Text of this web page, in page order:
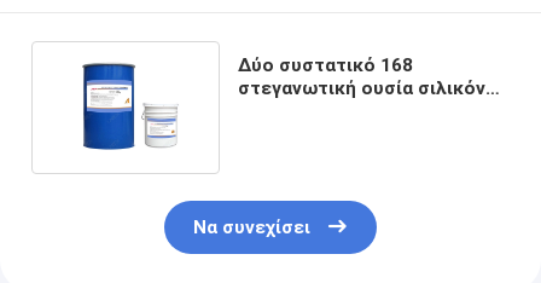
Δύο συστατικό 168
στεγανωτική ουσία σιλικόνης
Να συνεχίσει